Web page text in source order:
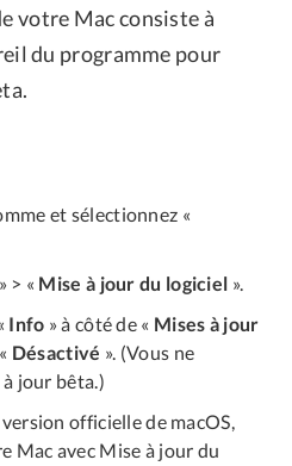
votre Mac consiste à
du programme pour
et sélectionnez «
» > « Mise à jour du logiciel ».
Info » à côté de « Mises à jour
Désactivé ». (Vous ne
jour bêta.)
officielle de macOS,
Mac avec Mise à jour du